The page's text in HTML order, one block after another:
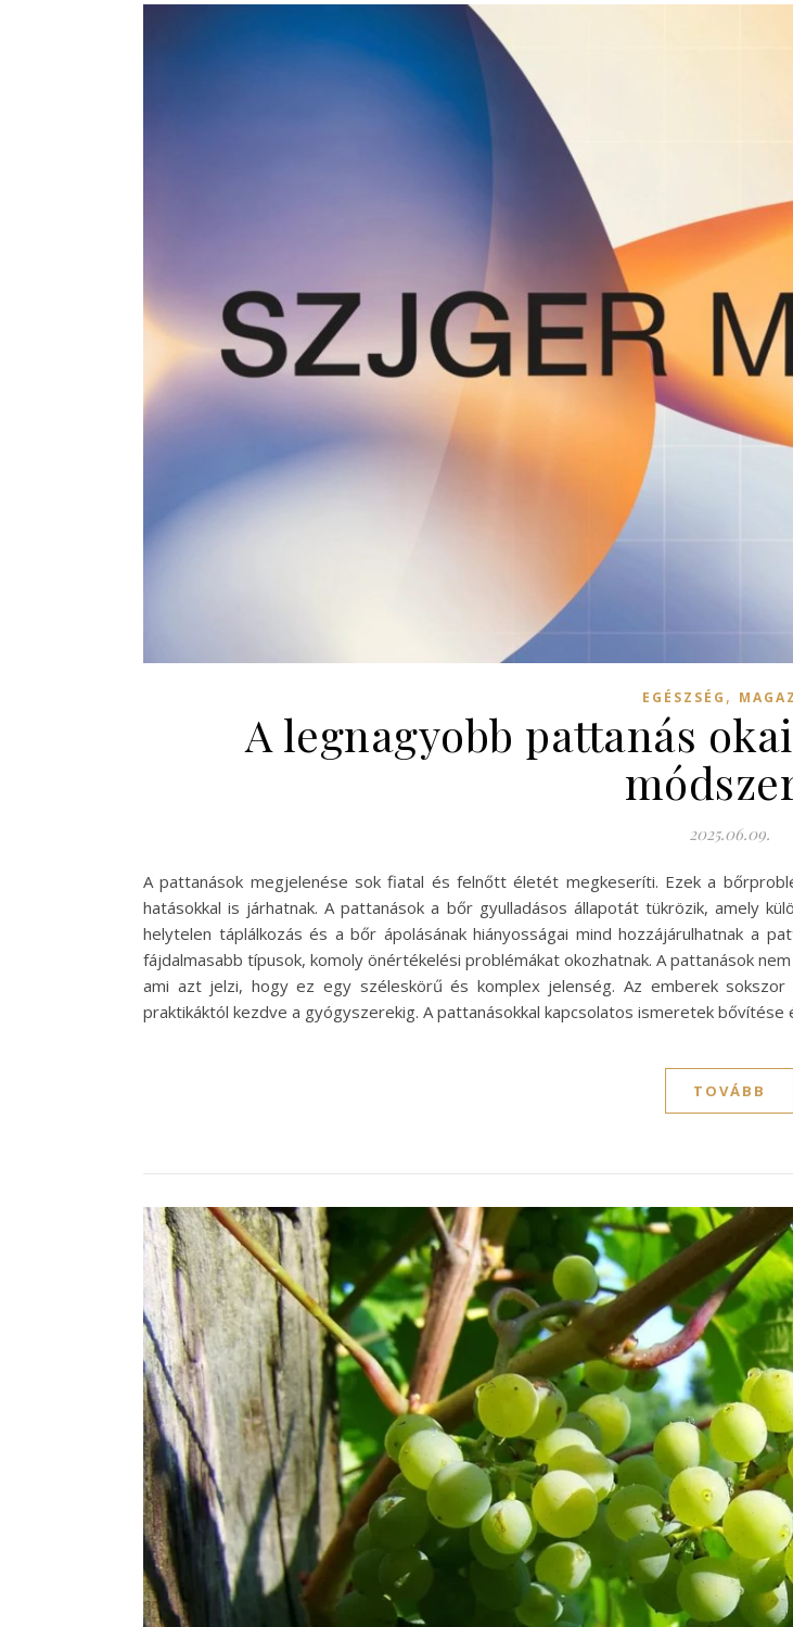
EGÉSZSÉG ,
A legnagyobb pattanás
2025.06.09.
A pattanások megjelenése sok fiatal és felnőtt életét megkeseríti. Ezek a
hatásokkal is járhatnak. A pattanások a bőr gyulladásos állapotát tükrözik, amely
helytelen táplálkozás és a bőr ápolásának hiányosságai mind hozzájárulhatnak a
fájdalmasabb típusok, komoly önértékelési problémákat okozhatnak. A pattanások
ami azt jelzi, hogy ez egy széleskörű és komplex jelenség. Az emberek
praktikáktól kezdve a gyógyszerekig. A pattanásokkal kapcsolatos ismeretek bővítése
TOVÁBB